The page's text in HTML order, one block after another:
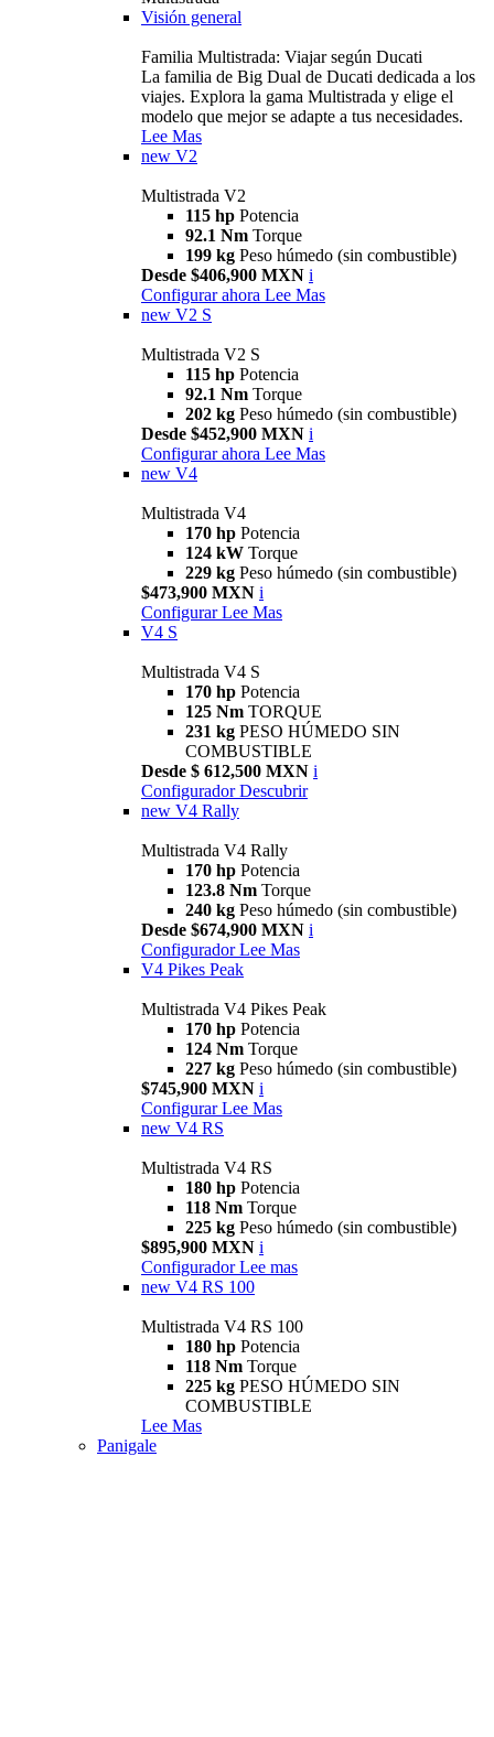
Visión general
Familia Multistrada: Viajar según Ducati
La familia de Big Dual de Ducati dedicada a los
viajes. Explora la gama Multistrada y elige el
modelo que mejor se adapte a tus necesidades.
Lee Mas
new V2
Multistrada V2
115 hp Potencia
92.1 Nm Torque
199 kg Peso húmedo (sin combustible)
Desde $406,900 MXN i
Configurar ahora Lee Mas
new V2 S
Multistrada V2 S
115 hp Potencia
92.1 Nm Torque
202 kg Peso húmedo (sin combustible)
Desde $452,900 MXN i
Configurar ahora Lee Mas
new V4
Multistrada V4
170 hp Potencia
124 kW Torque
229 kg Peso húmedo (sin combustible)
$473,900 MXN i
Configurar Lee Mas
V4 S
Multistrada V4 S
170 hp Potencia
125 Nm TORQUE
231 kg PESO HÚMEDO SIN
COMBUSTIBLE
Desde $ 612,500 MXN i
Configurador Descubrir
new V4 Rally
Multistrada V4 Rally
170 hp Potencia
123.8 Nm Torque
240 kg Peso húmedo (sin combustible)
Desde $674,900 MXN i
Configurador Lee Mas
V4 Pikes Peak
Multistrada V4 Pikes Peak
170 hp Potencia
124 Nm Torque
227 kg Peso húmedo (sin combustible)
$745,900 MXN i
Configurar Lee Mas
new V4 RS
Multistrada V4 RS
180 hp Potencia
118 Nm Torque
225 kg Peso húmedo (sin combustible)
$895,900 MXN i
Configurador Lee mas
new V4 RS 100
Multistrada V4 RS 100
180 hp Potencia
118 Nm Torque
225 kg PESO HÚMEDO SIN
COMBUSTIBLE
Lee Mas
Panigale